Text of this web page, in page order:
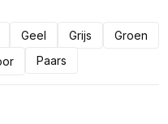
Geel Grijs
Groen
Paars